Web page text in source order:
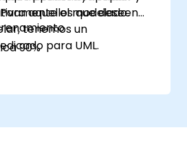
el modelado.
aquellos que deseen
tenemos un
para UML.
90%